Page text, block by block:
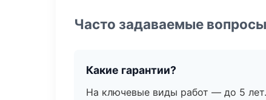
Часто задаваемые вопросы
Какие гарантии?
На ключевые виды работ — до 5